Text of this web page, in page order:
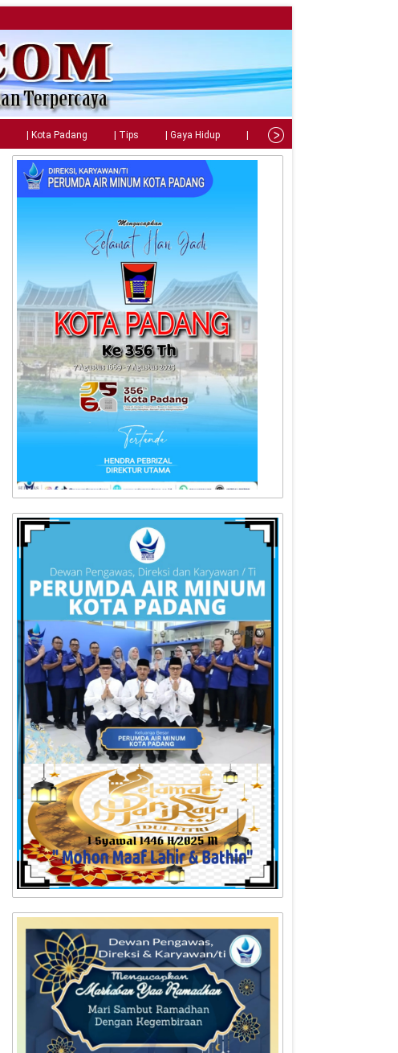
| Kota Padang | Tips | Gaya Hidup | Teknologi